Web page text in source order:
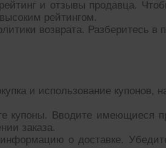
и отзывы продавца.
рейтингом.
возврата. Разберитесь в
и использование купонов,
купоны. Вводите имеющиеся
заказа.
о доставке.